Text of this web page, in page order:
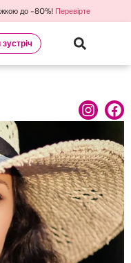
до -80%! Перевірте